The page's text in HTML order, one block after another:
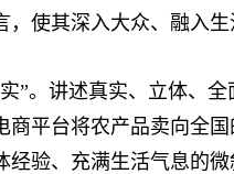
，使其深入大众、融入生
。讲述真实、立体、全
商平台将农产品卖向全
经验、充满生活气息的